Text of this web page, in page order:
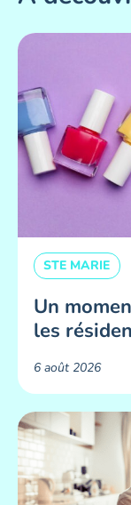
STE MARIE
Un
les
6 août 2026